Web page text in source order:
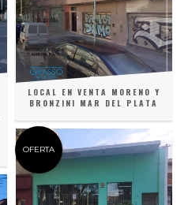
LOCAL EN VENTA MORENO Y
BRONZINI MAR DEL PLATA
OFERTA